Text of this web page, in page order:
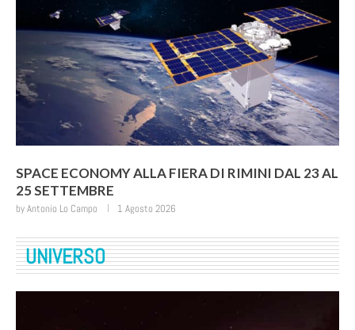
SPACE ECONOMY ALLA FIERA DI RIMINI DAL 23 AL
25 SETTEMBRE
byAntonio Lo Campo 1 Agosto 2026
UNIVERSO